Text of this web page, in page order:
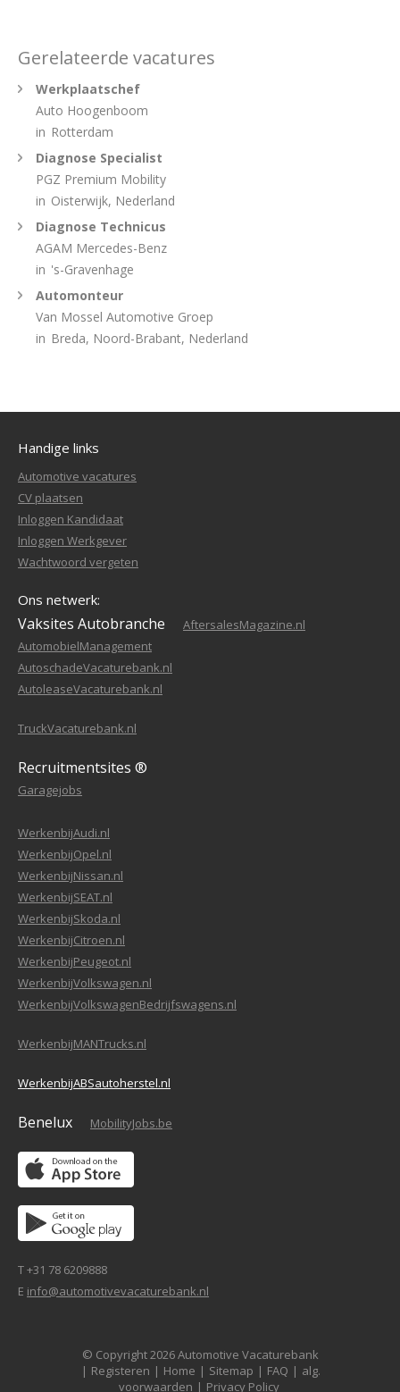
Gerelateerde vacatures
Werkplaatschef
Auto Hoogenboom
in Rotterdam
Diagnose Specialist
PGZ Premium Mobility
in Oisterwijk, Nederland
Diagnose Technicus
AGAM Mercedes-Benz
in 's-Gravenhage
Automonteur
Van Mossel Automotive Groep
in Breda, Noord-Brabant, Nederland
Handige links
Automotive vacatures
CV plaatsen
Inloggen Kandidaat
Inloggen Werkgever
Wachtwoord vergeten
Ons netwerk:
Vaksites Autobranche
AftersalesMagazine.nl
AutomobielManagement
AutoschadeVacaturebank.nl
AutoleaseVacaturebank.nl
TruckVacaturebank.nl
Recruitmentsites ®
Garagejobs
WerkenbijAudi.nl
WerkenbijOpel.nl
WerkenbijNissan.nl
WerkenbijSEAT.nl
WerkenbijSkoda.nl
WerkenbijCitroen.nl
WerkenbijPeugeot.nl
WerkenbijVolkswagen.nl
WerkenbijVolkswagenBedrijfswagens.nl
WerkenbijMANTrucks.nl
WerkenbijABSautoherstel.nl
Benelux MobilityJobs.be
T +31 78 6209888
E info@automotivevacaturebank.nl
© Copyright 2026 Automotive Vacaturebank
| Registeren | Home | Sitemap | FAQ | alg.
voorwaarden | Privacy Policy